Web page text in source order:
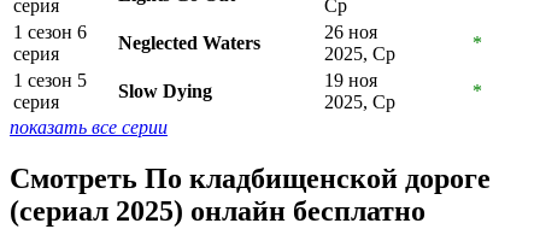
серия
Ср
1 сезон 6
серия
Neglected Waters
26 ноя
2025, Ср
*
1 сезон 5
серия
Slow Dying
19 ноя
2025, Ср
*
показать все серии
Смотреть По кладбищенской дороге
(сериал 2025) онлайн бесплатно